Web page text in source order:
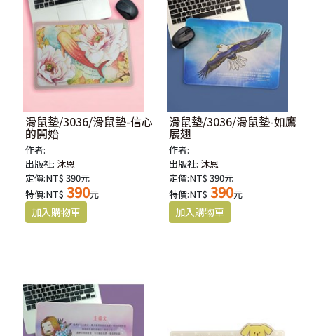
滑鼠墊/3036/滑鼠墊-信心
的開始
作者:
出版社: 沐恩
定價:NT$ 390元
特價:NT$ 390元
滑鼠墊/3036/滑鼠墊-如鷹
展翅
作者:
出版社: 沐恩
定價:NT$ 390元
特價:NT$ 390元